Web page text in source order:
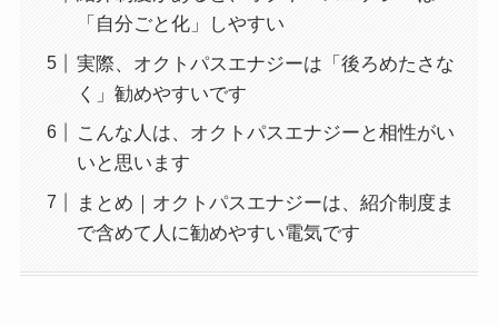
「自分ごと化」しやすい
実際、オクトパスエナジーは「後ろめたさな
く」勧めやすいです
こんな人は、オクトパスエナジーと相性がい
いと思います
まとめ｜オクトパスエナジーは、紹介制度ま
で含めて人に勧めやすい電気です